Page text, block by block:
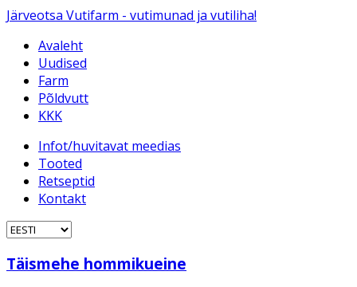
Järveotsa Vutifarm - vutimunad ja vutiliha!
Avaleht
Uudised
Farm
Põldvutt
KKK
Infot/huvitavat meedias
Tooted
Retseptid
Kontakt
Täismehe hommikueine